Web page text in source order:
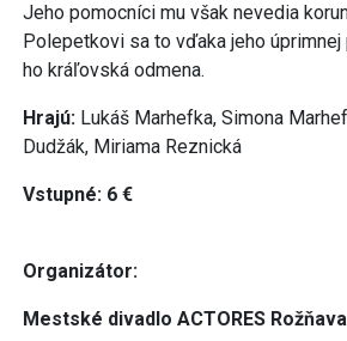
Jeho pomocníci mu však nevedia
Polepetkovi sa to vďaka jeho úprimnej
ho kráľovská odmena.
Hrajú: Lukáš Marhefka, Simona
Dudžák, Miriama Reznická
Vstupné: 6 €
Organizátor:
Mestské divadlo ACTORES Rožňava